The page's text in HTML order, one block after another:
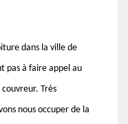
dans la ville de
pas à faire appel au
Très
nous occuper de la